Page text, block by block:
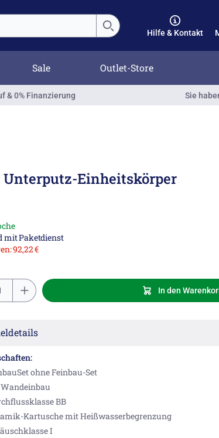
Hilfe & Kontakt
Sale Outlet-Store
& 0% Finanzierung Sie
Einheitskörper
mit Paketdienst
92,22 €
In den
ohne Feinbau-Set
BB
Kartusche mit Heißwasserbegrenzung
I